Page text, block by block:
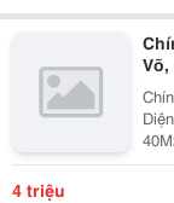
Diện
Nước
Trí
4 triệu